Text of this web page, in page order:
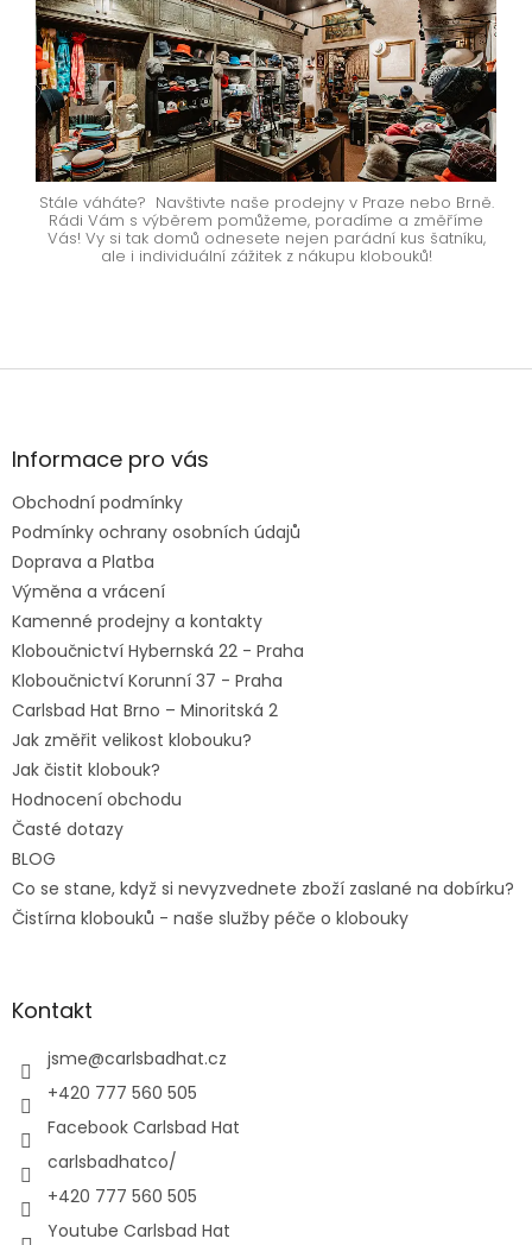
Stále váháte? Navštivte naše prodejny v Praze nebo Brně.
Rádi Vám s výběrem pomůžeme, poradíme a změříme
Vás! Vy si tak domů odnesete nejen parádní kus šatníku,
ale i individuální zážitek z nákupu klobouků!
Z
aInformace pro vás
Obchodní podmínky
Podmínky ochrany osobních údajů
Doprava a Platba
Výměna a vrácení
Kamenné prodejny a kontakty
Kloboučnictví Hybernská 22 - Praha
Kloboučnictví Korunní 37 - Praha
Carlsbad Hat Brno – Minoritská 2
Jak změřit velikost klobouku?
Jak čistit klobouk?
Hodnocení obchodu
Časté dotazy
BLOG
Co se stane, když si nevyzvednete zboží zaslané na dobírku?
Čistírna klobouků - naše služby péče o klobouky
Kontakt
jsme@carlsbadhat.cz
+420 777 560 505
Facebook Carlsbad Hat
carlsbadhatco/
+420 777 560 505
Youtube Carlsbad Hat